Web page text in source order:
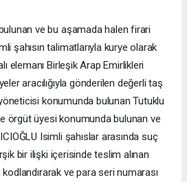
ve bu aşamada halen firari
şahısın talimatlarıyla kurye olarak
elemanı Birleşik Arap Emirlikleri
aracılığıyla gönderilen değerli taş
konumunda bulunan Tutuklu
örgüt üyesi konumunda bulunan ve
Isimli şahıslar arasında suç
bir ilişki içerisinde teslim alınan
kodlandırarak ve para seri numarası